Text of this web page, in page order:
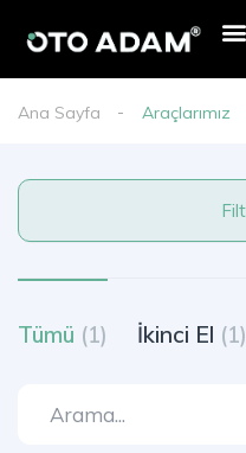
Ana Sayfa Araçlarımız
Tümü (1) İkinci El (1)